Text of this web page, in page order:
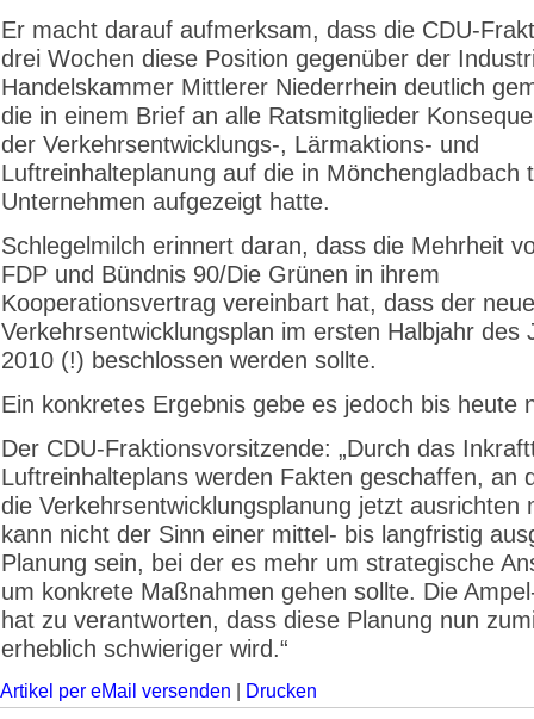
Er macht darauf aufmerksam, dass die CDU-
drei Wochen diese Position gegenüber der
Handelskammer Mittlerer Niederrhein deutlich
die in einem Brief an alle Ratsmitglieder
der Verkehrsentwicklungs-, Lärmaktions- und
Luftreinhalteplanung auf die in Mönchengladbach
Unternehmen aufgezeigt hatte.
Schlegelmilch erinnert daran, dass die Mehrheit
FDP und Bündnis 90/Die Grünen in ihrem
Kooperationsvertrag vereinbart hat, dass der neue
Verkehrsentwicklungsplan im ersten Halbjahr des
2010 (!) beschlossen werden sollte.
Ein konkretes Ergebnis gebe es jedoch bis heute
Der CDU-Fraktionsvorsitzende: „Durch das
Luftreinhalteplans werden Fakten geschaffen, an
die Verkehrsentwicklungsplanung jetzt ausrichten
kann nicht der Sinn einer mittel- bis langfristig
Planung sein, bei der es mehr um strategische
um konkrete Maßnahmen gehen sollte. Die
hat zu verantworten, dass diese Planung nun
erheblich schwieriger wird.“
Artikel per eMail versenden Drucken